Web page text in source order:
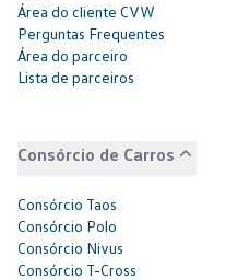
Área do cliente CVW
Perguntas Frequentes
Área do parceiro
Lista de parceiros
Consórcio de Carros
Consórcio Taos
Consórcio Polo
Consórcio Nivus
Consórcio T-Cross